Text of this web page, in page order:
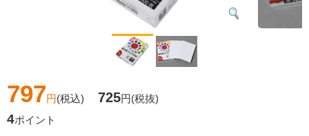
797円(税込) 725円(税抜)
4ポイント